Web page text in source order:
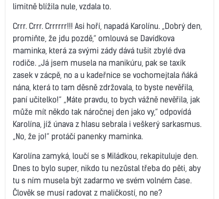
limitně blížila nule, vzdala to.
Crrr. Crrr. Crrrrrr!!! Asi hoří, napadá Karolínu. „Dobrý den,
promiňte, že jdu pozdě,“ omlouvá se Davídkova
maminka, která za svými zády dává tušit zbylé dva
rodiče. „Já jsem musela na manikúru, pak se taxík
zasek v zácpě, no a u kadeřnice se vochomejtala ňáká
nána, která to tam děsně zdržovala, to byste nevěřila,
paní učitelko!“ „Máte pravdu, to bych vážně nevěřila, jak
může mít někdo tak náročnej den jako vy,“ odpovídá
Karolína, jíž únava z hlasu sebrala i veškerý sarkasmus.
„No, že jo!“ protáčí panenky maminka.
Karolína zamyká, loučí se s Miládkou, rekapituluje den.
Dnes to bylo super, nikdo tu nezůstal třeba do pěti, aby
tu s ním musela být zadarmo ve svém volném čase.
Člověk se musí radovat z maličkostí, no ne?